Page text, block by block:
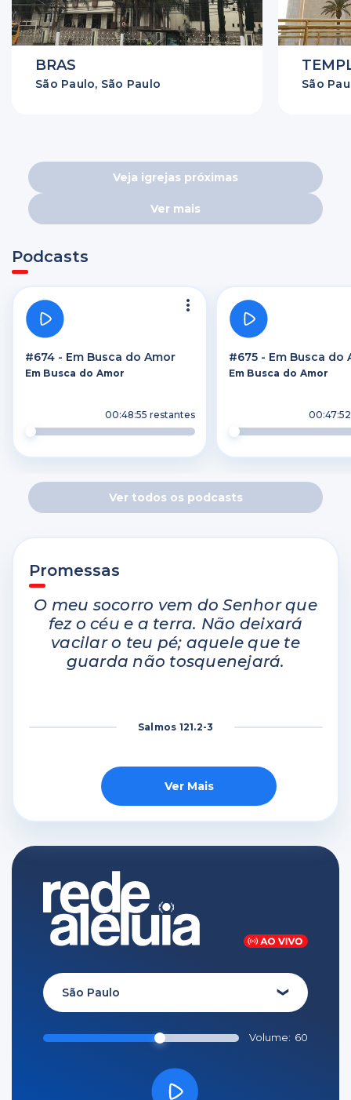
BRAS
São Paulo, São Paulo São
Veja igrejas próximas
Ver mais
Podcasts
#674 - Em Busca do Amor
Em Busca do Amor
00:48:55 restantes
#675 - Em Busca do
Em Busca do Amor
Ver todos os podcasts
Promessas
O meu socorro vem do Senhor que
fez o céu e a terra. Não deixará
vacilar o teu pé; aquele que te
guarda não tosquenejará.
Salmos 121.2-3
Ver Mais
São Paulo ❯
Volume: 60